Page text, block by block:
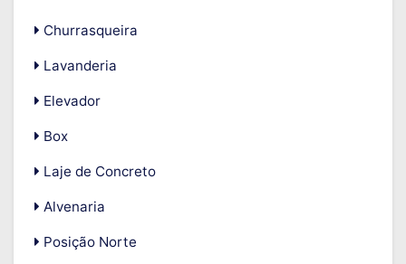
Churrasqueira
Lavanderia
Elevador
Box
Laje de Concreto
Alvenaria
Posição Norte